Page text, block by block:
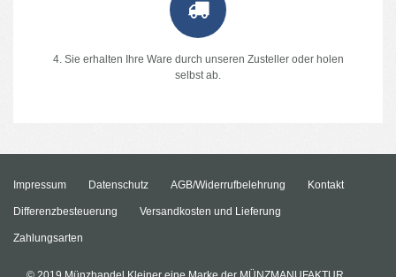
4. Sie erhalten Ihre Ware durch unseren Zusteller oder holen
selbst ab.
Impressum Datenschutz AGB/Widerrufbelehrung Kontakt
Differenzbesteuerung Versandkosten und Lieferung
Zahlungsarten